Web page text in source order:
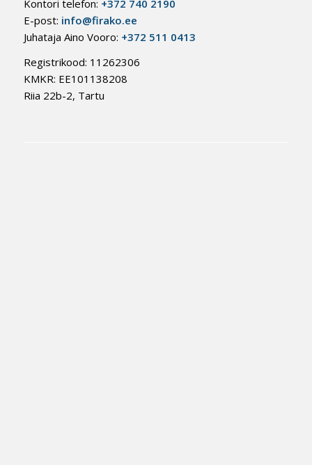
Kontori telefon: +372 740 2190
E-post: info@firako.ee
Juhataja Aino Vooro: +372 511 0413
Registrikood: 11262306
KMKR: EE101138208
Riia 22b-2, Tartu